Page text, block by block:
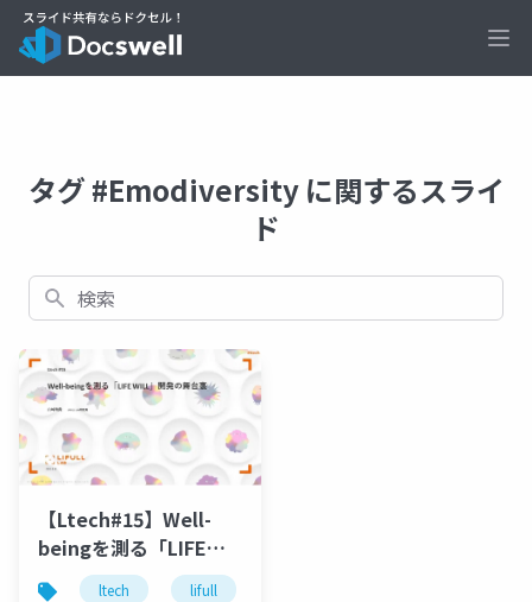
タグ #Emodiversity に関するスライ
ド
検索
【Ltech#15】Well-
beingを測る「LIFE
WILL」開発の舞台裏
ltech lifull